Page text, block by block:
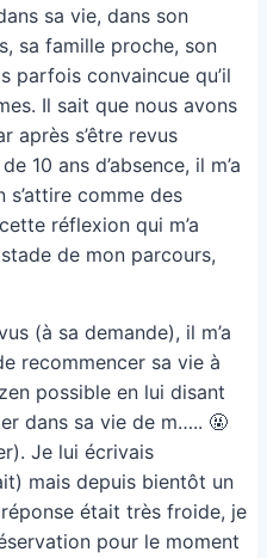
sa vie, dans son
sa famille proche, son
parfois convaincue qu’il
Il sait que nous avons
après s’être revus
10 ans d’absence, il m’a
s’attire comme des
réflexion qui m’a
de mon parcours,
(à sa demande), il m’a
recommencer sa vie à
possible en lui disant
dans sa vie de m….. 🤬
Je lui écrivais
mais depuis bientôt un
était très froide, je
pour le moment